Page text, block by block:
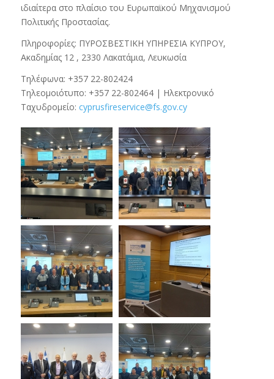
ιδιαίτερα στο πλαίσιο του Ευρωπαϊκού Μηχανισμού
Πολιτικής Προστασίας.
Πληροφορίες: ΠΥΡΟΣΒΕΣΤΙΚΗ ΥΠΗΡΕΣΙΑ ΚΥΠΡΟΥ,
Ακαδημίας 12 , 2330 Λακατάμια, Λευκωσία
Τηλέφωνα: +357 22-802424
Τηλεομοιότυπο: +357 22-802464 | Ηλεκτρονικό
Ταχυδρομείο: cyprusfireservice@fs.gov.cy